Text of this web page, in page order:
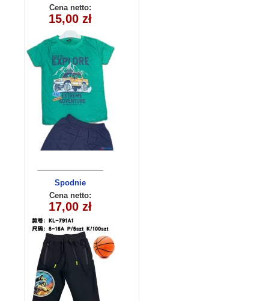
dziecięce
(7-10 ) 4szt
Cena netto:
15,00 zł
Spodnie
dziecięce
KL-791A1
Cena netto:
17,00 zł